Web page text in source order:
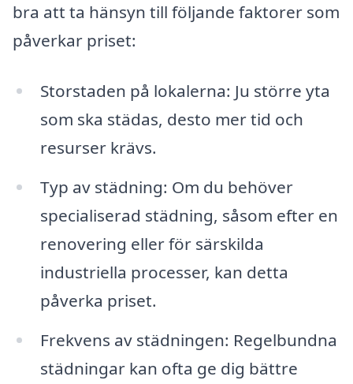
bra att ta hänsyn till följande faktorer som
påverkar priset:
Storstaden på lokalerna: Ju större yta
som ska städas, desto mer tid och
resurser krävs.
Typ av städning: Om du behöver
specialiserad städning, såsom efter en
renovering eller för särskilda
industriella processer, kan detta
påverka priset.
Frekvens av städningen: Regelbundna
städningar kan ofta ge dig bättre